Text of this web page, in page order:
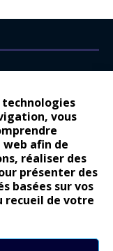
technologies
vous
afin de
réaliser des
présenter des
basées sur vos
recueil de votre